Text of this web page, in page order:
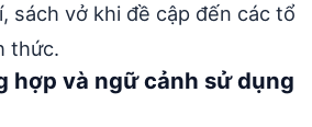
sách vở khi đề cập đến các tổ
thức.
hợp và ngữ cảnh sử dụng